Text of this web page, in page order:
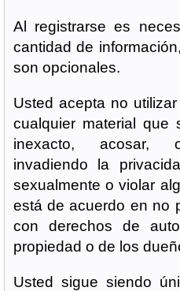
Al registrarse es
cantidad de
son opcionales.
Usted acepta no
cualquier material que
inexacto, acosar,
invadiendo la
sexualmente o violar
está de acuerdo en no
con derechos de
propiedad o de los
Usted sigue siendo